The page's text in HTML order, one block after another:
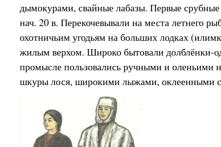
дымокурами, свайные лабазы. Первые
нач. 20 в. Перекочевывали на места летнего
охотничьим угодьям на больших лодках
жилым верхом. Широко бытовали долблёнки-
промысле пользовались ручными и оленьими
шкуры лося, широкими лыжами, оклеенными